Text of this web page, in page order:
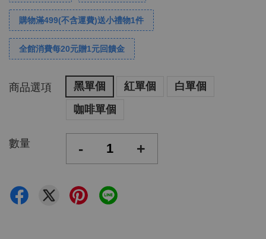
購物滿499(不含運費)送小禮物1件
全館消費每20元贈1元回饋金
商品選項 黑單個 紅單個
白單個
咖啡單個
數量 - +